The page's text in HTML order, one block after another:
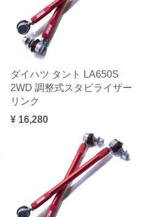
ダイハツ タント LA650S
2WD 調整式スタビライザー
リンク
¥ 16,280